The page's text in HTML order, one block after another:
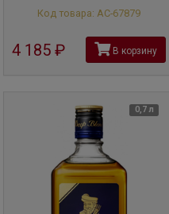
Код товара: АС-67879
4 185 руб В корзину
0,7 л